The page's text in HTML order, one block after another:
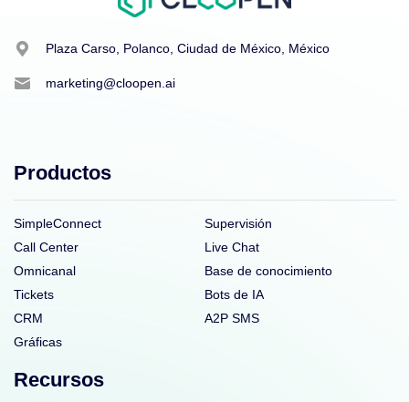
Plaza Carso, Polanco, Ciudad de México, México
marketing@cloopen.ai
Productos
SimpleConnect
Call Center
Omnicanal
Tickets
CRM
Gráficas
Supervisión
Live Chat
Base de conocimiento
Bots de IA
A2P SMS
Recursos